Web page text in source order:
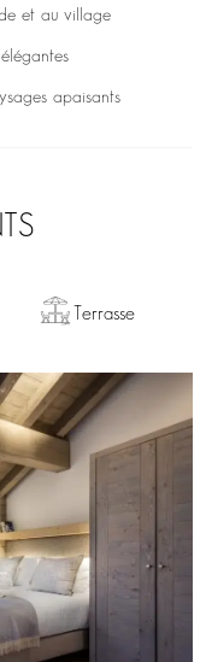
et au village
apaisants
Terrasse